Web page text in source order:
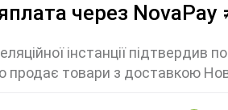
через
інстанції підтвердив
продає товари з доставкою